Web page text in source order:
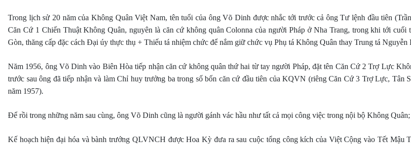
Trong lịch sử 20 năm của Không Quân Việt Nam, tên tuổi của ông Võ Dinh được nhắc tới trước cả ông Tư lệnh đầu tiên
Căn Cứ 1 Chiến Thuật Không Quân, nguyên là căn cứ không quân Colonna của người Pháp ở Nha Trang, trong khi tới
Gòn, thăng cấp đặc cách Đại úy thực thụ + Thiếu tá nhiệm chức để nắm giữ chức vụ Phụ tá Không Quân thay Trung tá Nguyễn
Năm 1956, ông Võ Dinh vào Biên Hòa tiếp nhận căn cứ không quân thứ hai từ tay người Pháp, đặt tên Căn Cứ 2 Trợ Lực
trước sau ông đã tiếp nhận và làm Chỉ huy trưởng ba trong số bốn căn cứ đầu tiên của KQVN (riêng Căn Cứ 3 Trợ Lực,
năm 1957).
Để rồi trong những năm sau cùng, ông Võ Dinh cũng là người gánh vác hầu như tất cả mọi công việc trong nội bộ Không
Kế hoạch hiện đại hóa và bành trướng QLVNCH được Hoa Kỳ đưa ra sau cuộc tổng công kích của Việt Cộng vào Tết